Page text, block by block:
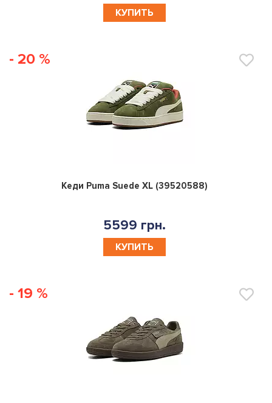
КУПИТЬ
- 20 %
0
Кеди Puma Suede XL (39520588)
5599 грн.
КУПИТЬ
- 19 %